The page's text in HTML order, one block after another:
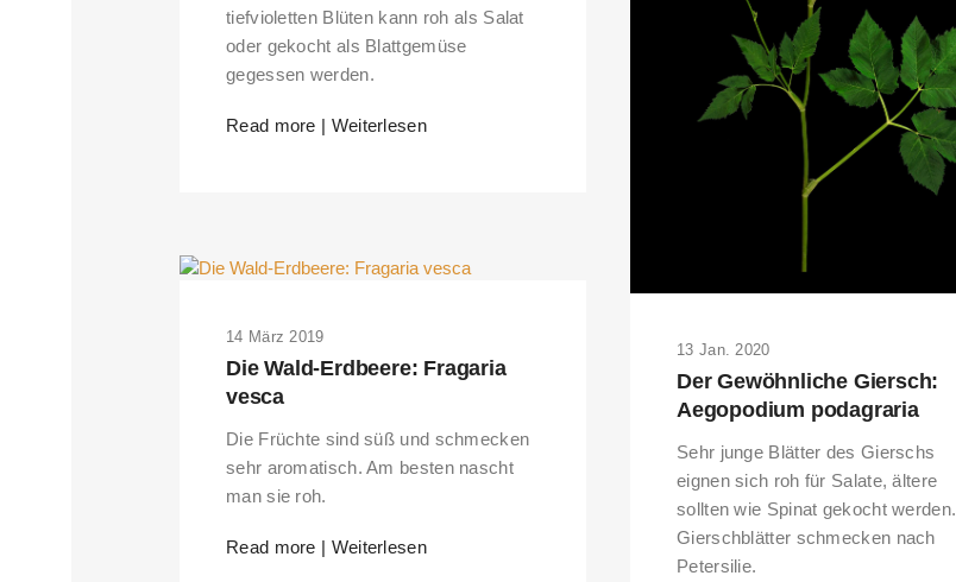
tiefvioletten Blüten kann roh als Salat
oder gekocht als Blattgemüse
gegessen werden.
Read more | Weiterlesen
13 Jan. 2020
Der Gewöhnliche Giersch:
Aegopodium podagraria
Sehr junge Blätter des Gierschs
eignen sich roh für Salate, ältere
sollten wie Spinat gekocht werden.
Gierschblätter schmecken nach
Petersilie.
14 März 2019
Die Wald-Erdbeere: Fragaria
vesca
Die Früchte sind süß und schmecken
sehr aromatisch. Am besten nascht
man sie roh.
Read more | Weiterlesen